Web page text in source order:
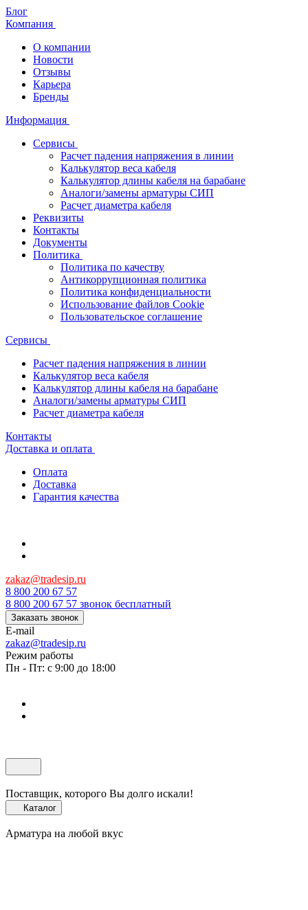
Блог
Компания
О компании
Новости
Отзывы
Карьера
Бренды
Информация
Сервисы
Расчет падения напряжения в линии
Калькулятор веса кабеля
Калькулятор длины кабеля на барабане
Аналоги/замены арматуры СИП
Расчет диаметра кабеля
Реквизиты
Контакты
Документы
Политика
Политика по качеству
Антикоррупционная политика
Политика конфиденциальности
Использование файлов Cookie
Пользовательское соглашение
Сервисы
Расчет падения напряжения в линии
Калькулятор веса кабеля
Калькулятор длины кабеля на барабане
Аналоги/замены арматуры СИП
Расчет диаметра кабеля
Контакты
Доставка и оплата
Оплата
Доставка
Гарантия качества
zakaz@tradesip.ru
8 800 200 67 57
8 800 200 67 57 звонок бесплатный
Заказать звонок
E-mail
zakaz@tradesip.ru
Режим работы
Пн - Пт: с 9:00 до 18:00
Поставщик, которого Вы долго искали!
Каталог
Арматура на любой вкус